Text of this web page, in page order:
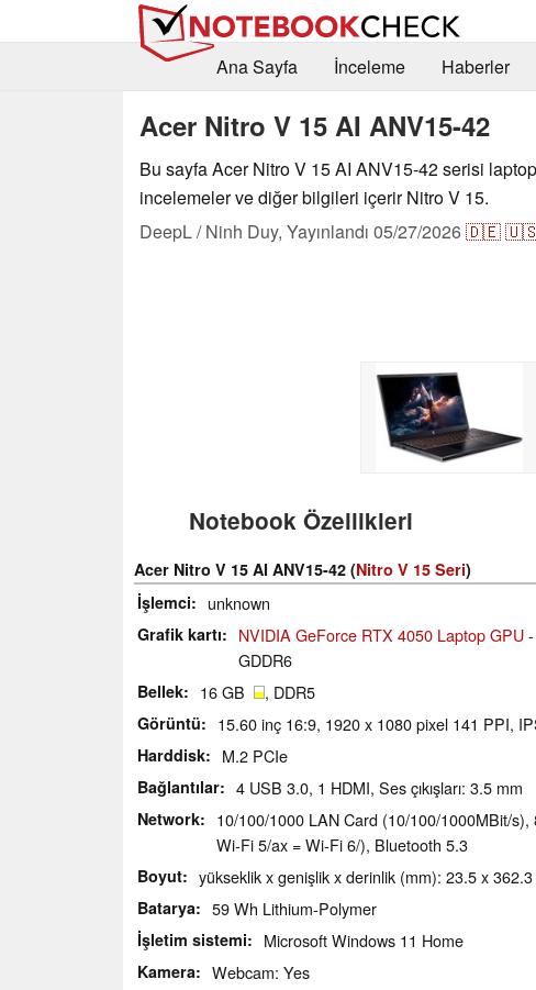
Ana Sayfa
İnceleme Haberler
Acer Nitro V 15 AI ANV15-42
Bu sayfa Acer Nitro V 15 AI ANV15-42 serisi
incelemeler ve diğer bilgileri içerir Nitro V 15.
DeepL / Ninh Duy, Yayınlandı 05/27/2026🇩🇪
Notebook Özellikleri
Acer Nitro V 15 AI ANV15-42 (Nitro V 15 Seri)
İşlemci
unknown
Grafik kartı NVIDIA GeForce RTX 4050 Laptop GPU
GDDR6
Bellek 16 GB , DDR5
Görüntü 15.60 inç 16:9, 1920 x 1080 pixel 141 PPI,
Harddisk M.2 PCIe
Bağlantılar 4 USB 3.0, 1 HDMI, Ses çıkışları: 3.5 mm
Network
10/100/1000 LAN Card (10/100/1000MBit/
Wi-Fi 5/ax = Wi-Fi 6/), Bluetooth 5.3
Boyut yükseklik x genişlik x derinlik (mm): 23.5 x
Batarya 59 Wh Lithium-Polymer
İşletim sistemi Microsoft Windows 11 Home
Kamera Webcam: Yes